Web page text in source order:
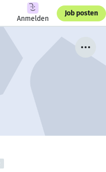
Anmelden
Job posten